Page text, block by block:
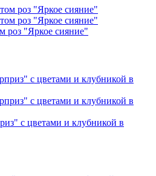
роз "Яркое сияние"
с цветами и клубникой в